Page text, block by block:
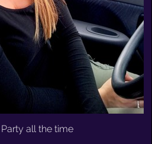
Party all the time